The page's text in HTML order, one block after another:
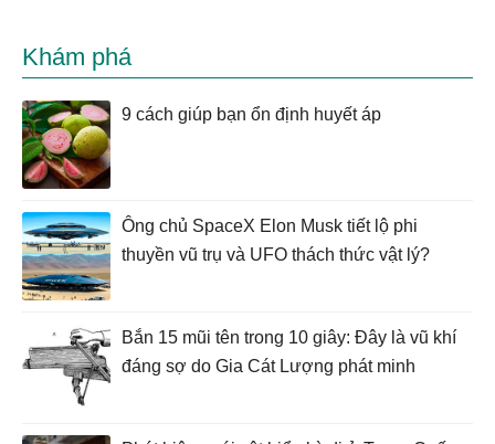
Khám phá
9 cách giúp bạn ổn định huyết áp
Ông chủ SpaceX Elon Musk tiết lộ phi
thuyền vũ trụ và UFO thách thức vật lý?
Bắn 15 mũi tên trong 10 giây: Đây là vũ khí
đáng sợ do Gia Cát Lượng phát minh